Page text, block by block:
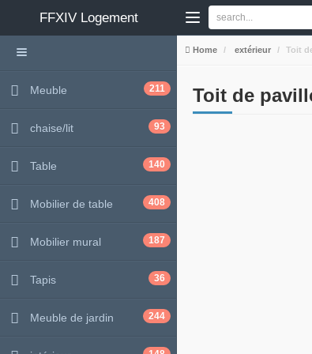
FFXIV Logement
Home extérieur Toit
Toit de
Meuble 211
chaise/lit 93
Table 140
Mobilier de table 408
Mobilier mural 187
Tapis 36
Meuble de jardin 244